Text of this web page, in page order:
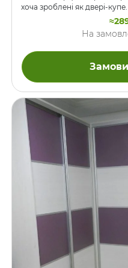
хоча зроблені як двері-
при відкриванні йдуть за
цьому ми змогли
невеликій площ. Всі двері
житловій кімнаті. Ще хочу
компонування для кутової
ідеальним. Уявіть собі, що
частин під прямим кутом,
На